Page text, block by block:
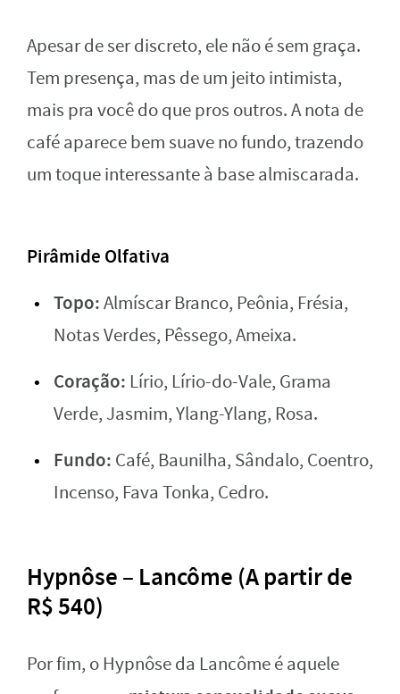
Apesar de ser discreto, ele não é sem graça.
Tem presença, mas de um jeito intimista,
mais pra você do que pros outros. A nota de
café aparece bem suave no fundo, trazendo
um toque interessante à base almiscarada.
Pirâmide Olfativa
Topo:Almíscar Branco, Peônia, Frésia,
Notas Verdes, Pêssego, Ameixa.
Coração: Lírio, Lírio-do-Vale, Grama
Verde, Jasmim, Ylang-Ylang, Rosa.
Fundo: Café, Baunilha, Sândalo, Coentro,
Incenso, Fava Tonka, Cedro.
Hypnôse – Lancôme (A partir de
R$ 540)
Por fim, o Hypnôse da Lancôme é aquele